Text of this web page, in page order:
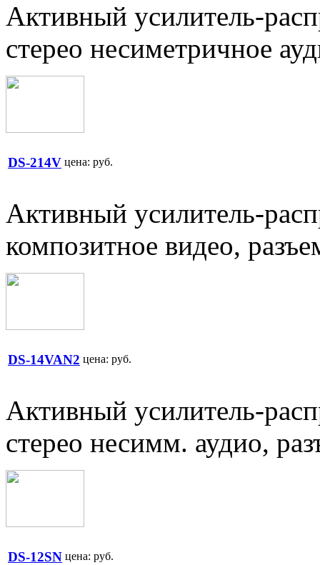
Активный усилитель-
стерео несиметричное
DS-214V цена: руб.
Активный усилитель-
композитное видео,
DS-14VAN2 цена: руб.
Активный усилитель-
стерео несимм. аудио,
DS-12SN цена: руб.